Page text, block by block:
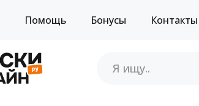
Помощь Бонусы Контакты